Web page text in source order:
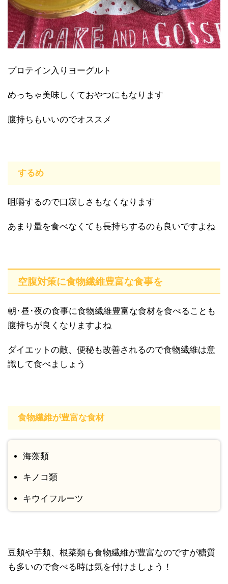
プロテイン入りヨーグルト
めっちゃ美味しくておやつにもなります
腹持ちもいいのでオススメ
するめ
咀嚼するので口寂しさもなくなります
あまり量を食べなくても長持ちするのも良いですよね
空腹対策に食物繊維豊富な食事を
朝･昼･夜の食事に食物繊維豊富な食材を食べることも
腹持ちが良くなりますよね
ダイエットの敵、便秘も改善されるので食物繊維は意
識して食べましょう
食物繊維が豊富な食材
海藻類
キノコ類
キウイフルーツ
豆類や芋類、根菜類も食物繊維が豊富なのですが糖質
も多いので食べる時は気を付けましょう！